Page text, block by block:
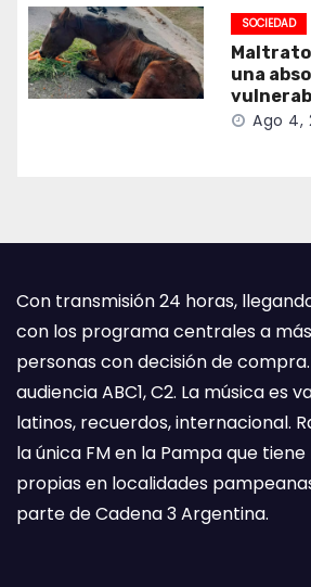
SOCIEDAD
Maltrato
una
Ago 4,
Con transmisión 24 horas,
con los programa centrales a más
personas con decisión de compra.
audiencia ABC1, C2. La música es
latinos, recuerdos, internacional.
la única FM en la Pampa que
propias en localidades
parte de Cadena 3 Argentina.